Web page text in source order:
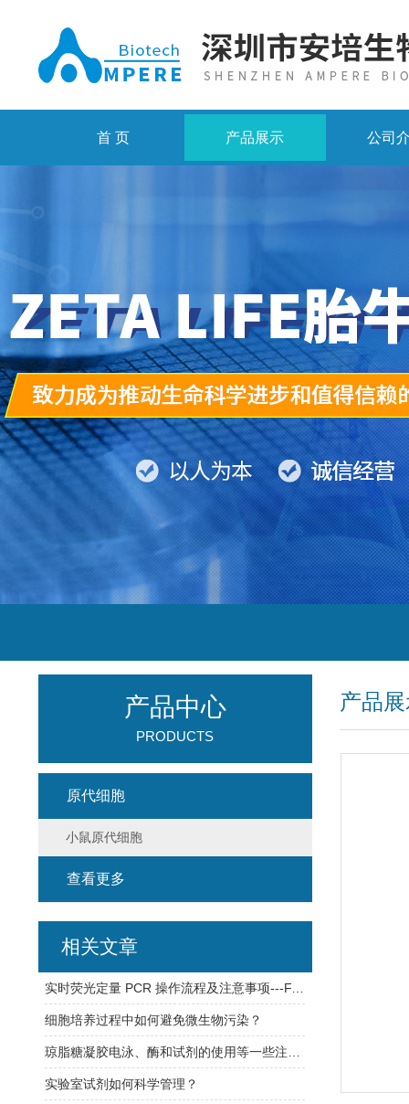
首 页 产品展示 公司
产品
产品中心
PRODUCTS
原代细胞
小鼠原代细胞
查看更多
相关文章
细胞培养过程中如何避免微生物污染？
实验室试剂如何科学管理？